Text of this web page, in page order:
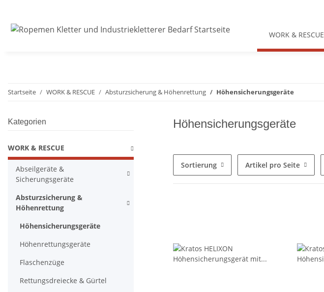
WORK & RESCUE
Startseite WORK & RESCUE Absturzsicherung & Höhenrettung Höhensicherungsgeräte
Höhensicherungsgeräte
Sortierung Artikel pro Seite
Kategorien
WORK & RESCUE
Abseilgeräte &
Sicherungsgeräte
Absturzsicherung &
Höhenrettung
Höhensicherungsgeräte
Höhenrettungsgeräte
Flaschenzüge
Rettungsdreiecke & Gürtel